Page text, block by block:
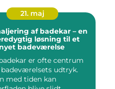
21. maj
af badekar – en
løsning til et
badeværelse
er ofte centrum
udtryk.
med tiden kan